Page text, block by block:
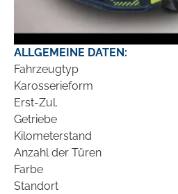
ALLGEMEINE DATEN:
Fahrzeugtyp
Karosserieform
Erst-Zul.
Getriebe
Kilometerstand
Anzahl der Türen
Farbe
Standort